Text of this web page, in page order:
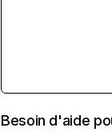
Besoin d'aide